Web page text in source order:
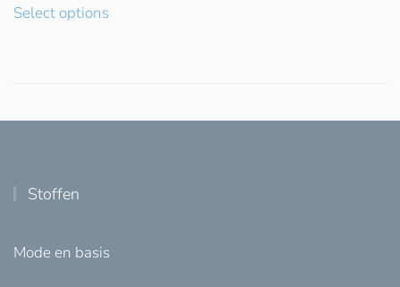
Select options
Stoffen
Mode en basis